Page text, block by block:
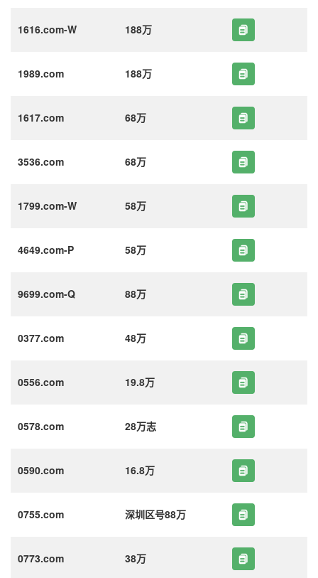
1616.com-W 188万
1989.com 188万
1617.com 68万
3536.com 68万
1799.com-W 58万
4649.com-P 58万
9699.com-Q 88万
0377.com 48万
0556.com 19.8万
0578.com 28万志
0590.com 16.8万
0755.com 深圳区号88万
0773.com 38万